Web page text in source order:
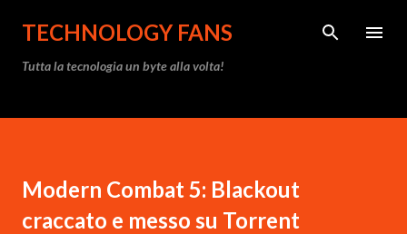
Passa ai contenuti principali
TECHNOLOGY FANS
Tutta la tecnologia un byte alla volta!
Modern Combat 5: Blackout
craccato e messo su Torrent